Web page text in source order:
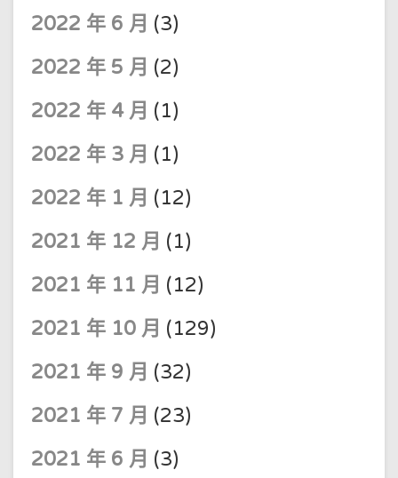
2022 年 6 月 (3)
2022 年 5 月 (2)
2022 年 4 月 (1)
2022 年 3 月 (1)
2022 年 1 月 (12)
2021 年 12 月 (1)
2021 年 11 月 (12)
2021 年 10 月 (129)
2021 年 9 月 (32)
2021 年 7 月 (23)
2021 年 6 月 (3)